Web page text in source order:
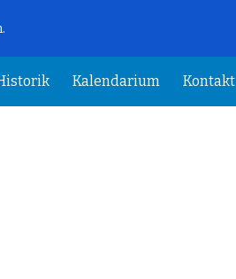
Kalendarium Kontakt